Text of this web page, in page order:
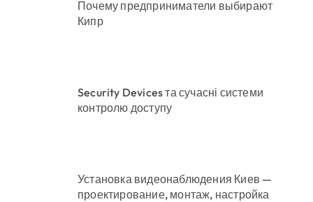
Почему предприниматели выбирают
Кипр
Security Devices та сучасні системи
контролю доступу
Установка видеонаблюдения Киев —
проектирование, монтаж, настройка